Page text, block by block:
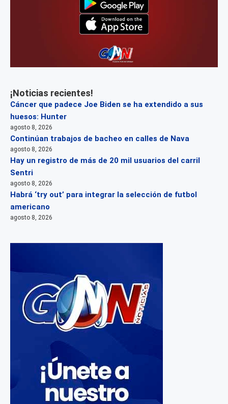
¡Noticias recientes!
Cáncer que padece Joe Biden se ha extendido a sus
huesos: Hunter
agosto 8, 2026
Continúan trabajos de bacheo en calles de Nava
agosto 8, 2026
Hay un registro de más de 20 mil usuarios del carril
Sentri
agosto 8, 2026
Habrá ‘try out’ para integrar la selección de futbol
americano
agosto 8, 2026